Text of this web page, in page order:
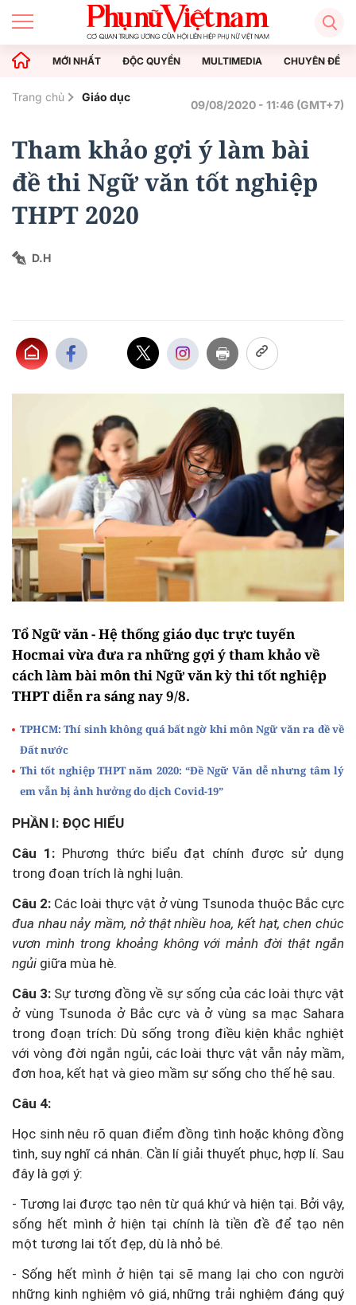
MỚI NHẤT ĐỘC QUYỀN MULTIMEDIA CHUYÊN ĐỀ
Trang chủ Giáo dục
09/08/2020 - 11:46 (GMT+7)
Tham khảo gợi ý làm bài
đề thi Ngữ văn tốt nghiệp
THPT 2020
D.H
Tổ Ngữ văn - Hệ thống giáo dục trực tuyến
Hocmai vừa đưa ra những gợi ý tham khảo về
cách làm bài môn thi Ngữ văn kỳ thi tốt nghiệp
THPT diễn ra sáng nay 9/8.
TPHCM: Thí sinh không quá bất ngờ khi môn Ngữ văn ra đề về
Đất nước
Thi tốt nghiệp THPT năm 2020: “Đề Ngữ Văn dễ nhưng tâm lý
em vẫn bị ảnh hưởng do dịch Covid-19”
PHẦN I: ĐỌC HIỂU
Câu 1:Phương thức biểu đạt chính được sử dụng
trong đoạn trích là nghị luận.
Câu 2: Các loài thực vật ở vùng Tsunoda thuộc Bắc cực
đua nhau nảy mầm, nở thật nhiều hoa, kết hạt, chen chúc
vươn mình trong khoảng không với mảnh đời thật ngắn
ngủi giữa mùa hè.
Câu 3: Sự tương đồng về sự sống của các loài thực vật
ở vùng Tsunoda ở Bắc cực và ở vùng sa mạc Sahara
trong đoạn trích: Dù sống trong điều kiện khắc nghiệt
với vòng đời ngắn ngủi, các loài thực vật vẫn nảy mầm,
đơn hoa, kết hạt và gieo mầm sự sống cho thế hệ sau.
Câu 4:
Học sinh nêu rõ quan điểm đồng tình hoặc không đồng
tình, suy nghĩ cá nhân. Cần lí giải thuyết phục, hợp lí. Sau
đây là gợi ý:
- Tương lai được tạo nên từ quá khứ và hiện tại. Bởi vậy,
sống hết mình ở hiện tại chính là tiền đề để tạo nên
một tương lai tốt đẹp, dù là nhỏ bé.
- Sống hết mình ở hiện tại sẽ mang lại cho con người
những kinh nghiệm vô giá, những trải nghiệm đáng quý